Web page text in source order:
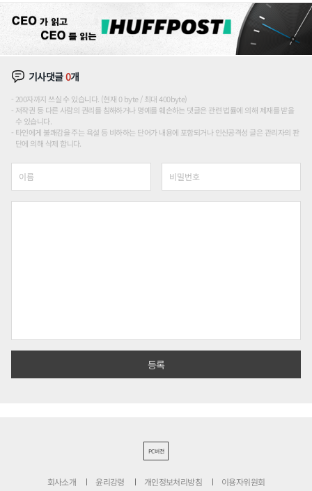
기사댓글0개
200자까지 쓰실 수 있습니다. (현재 0 byte / 최대 400byte)
저작권 등 다른 사람의 권리를 침해하거나 명예를 훼손하는 댓글은 관련 법률에 의해 제재를 받을
수 있습니다.
타인에게 불쾌감을 주는 욕설 등 비하하는 단어가 내용에 포함되거나 인신공격성 글은 관리자의 판
단에 의해 삭제 합니다.
PC버전
회사소개 윤리강령 개인정보처리방침 이용자위원회